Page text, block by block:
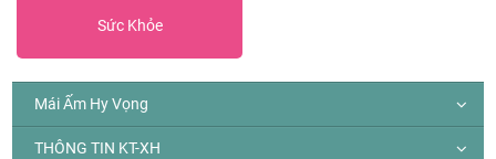
Sức Khỏe
Mái Ấm Hy Vọng
THÔNG TIN KT-XH